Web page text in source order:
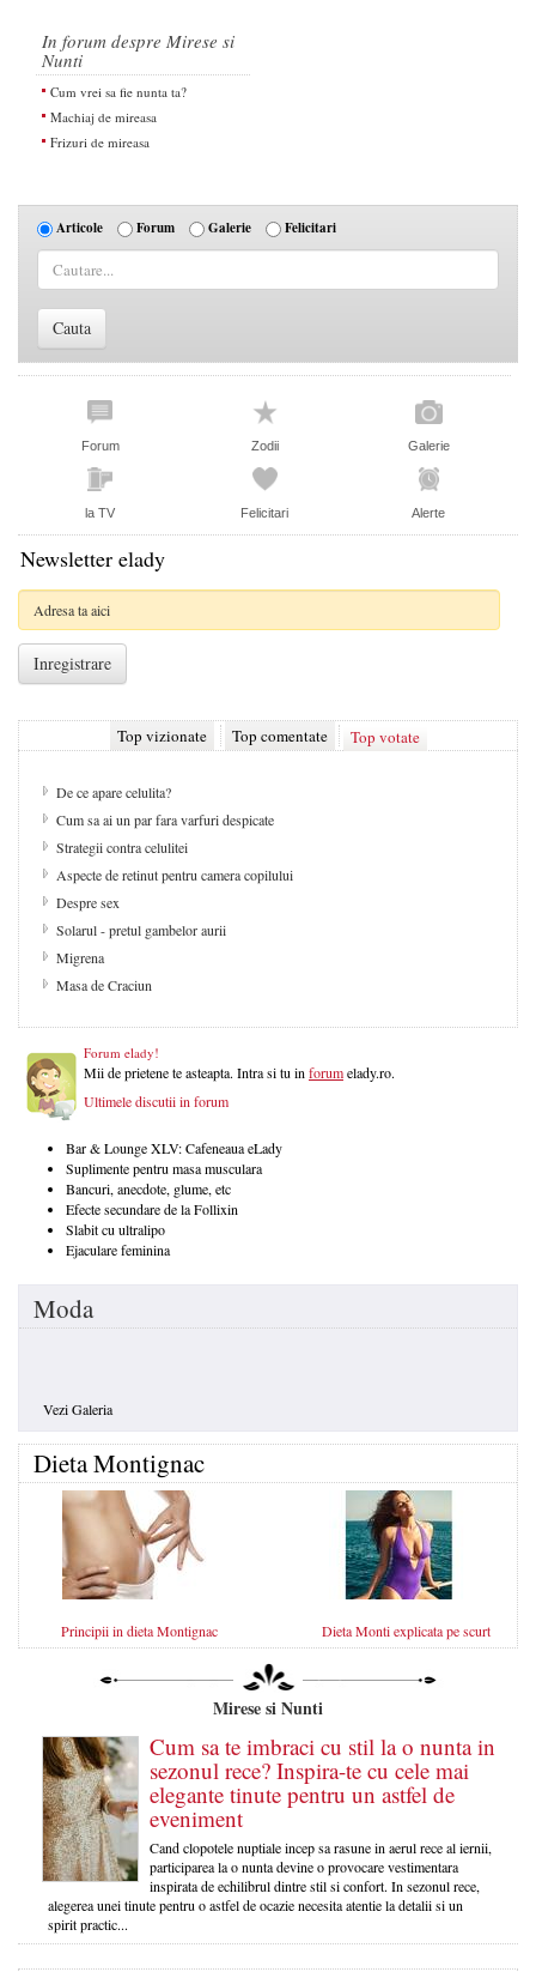
In forum despre Mirese si
Nunti
Cum vrei sa fie nunta ta?
Machiaj de mireasa
Frizuri de mireasa
Articole Forum Galerie Felicitari
Forum Zodii Galerie
la TV Felicitari Alerte
Newsletter elady
Top vizionate Top comentate Top votate
De ce apare celulita?
Cum sa ai un par fara varfuri despicate
Strategii contra celulitei
Aspecte de retinut pentru camera copilului
Despre sex
Solarul - pretul gambelor aurii
Migrena
Masa de Craciun
Forum elady!
Mii de prietene te asteapta. Intra si tu inforumelady.ro.
Ultimele discutii in forum
Bar & Lounge XLV: Cafeneaua eLady
Suplimente pentru masa musculara
Bancuri, anecdote, glume, etc
Efecte secundare de la Follixin
Slabit cu ultralipo
Ejaculare feminina
Moda
Vezi Galeria
Dieta Montignac
Principii in dieta Montignac Dieta Monti explicata pe scurt
Mirese si Nunti
Cum sa te imbraci cu stil la o nunta in
sezonul rece? Inspira-te cu cele mai
elegante tinute pentru un astfel de
eveniment
Cand clopotele nuptiale incep sa rasune in aerul rece al iernii,
participarea la o nunta devine o provocare vestimentara
inspirata de echilibrul dintre stil si confort. In sezonul rece,
alegerea unei tinute pentru o astfel de ocazie necesita atentie la detalii si un
spirit practic...